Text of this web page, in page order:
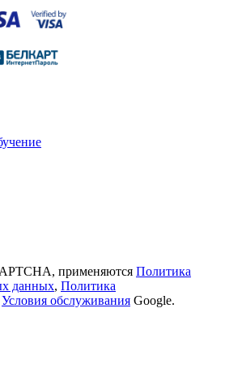
применяются Политика
данных, Политика
Условия обслуживания Google.